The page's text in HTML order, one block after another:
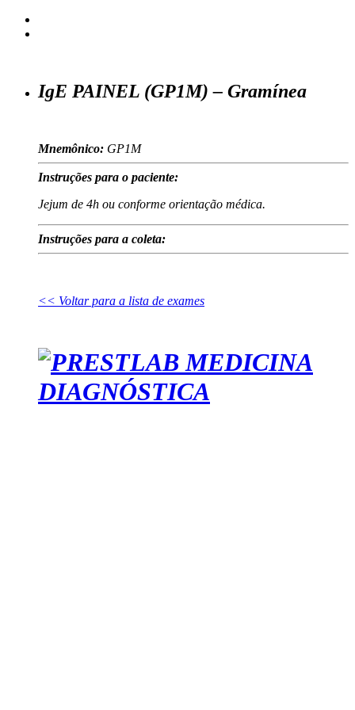
IgE PAINEL (GP1M) – Gramínea
Mnemônico: GP1M
Instruções para o paciente:
Jejum de 4h ou conforme orientação médica.
Instruções para a coleta:
<< Voltar para a lista de exames